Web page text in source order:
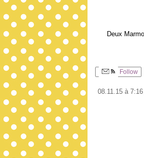
Deux
Follow
08.11.15 à